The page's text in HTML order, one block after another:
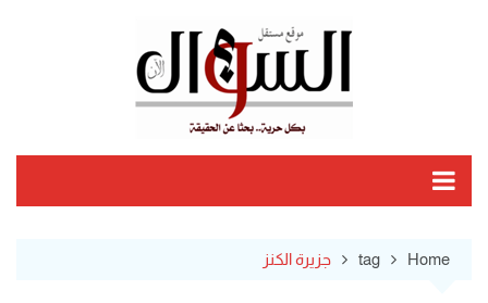
Home
tag جزيرة الكنز